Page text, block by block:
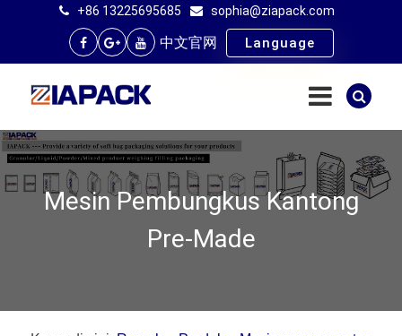
+86 13225695685 sophia@ziapack.com
中文官网 Language
Mesin Pembungkus Kantong
Pre-Made